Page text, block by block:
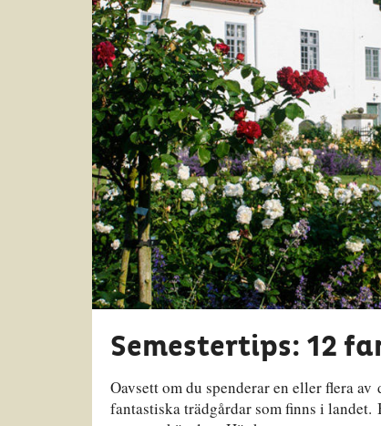
Semestertips: 12
Oavsett om du spenderar en eller flera
fantastiska trädgårdar som finns i